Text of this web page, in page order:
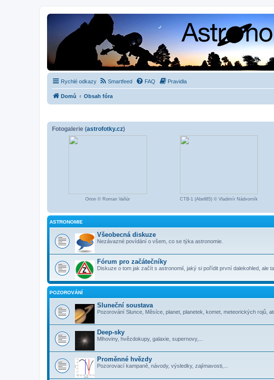
Rychlé odkazy Smartfeed FAQ Pravidla
Domů Obsah fóra
Fotogalerie (astrofotky.cz)
Orion © Roman Vaňúr CTB-1 (Abell85) © Vladimír Nádvorník
ASTRONOMIE
Všeobecná diskuze
Nezávazné povídání o všem, co se týka astronomie.
Fórum pro začátečníky
Diskuze o tom jak začít s astronomií, jaký si pořídit první dalekohled, ale
POZOROVÁNÍ
Sluneční soustava
Pozorování Slunce, Měsíce, planet, planetek, komet, meteorických rojů,
Deep-sky
Mlhoviny, hvězdokupy, galaxie, supernovy,...
Proměnné hvězdy
Pozorovací kampaně, návody, výsledky, zajímavosti,...